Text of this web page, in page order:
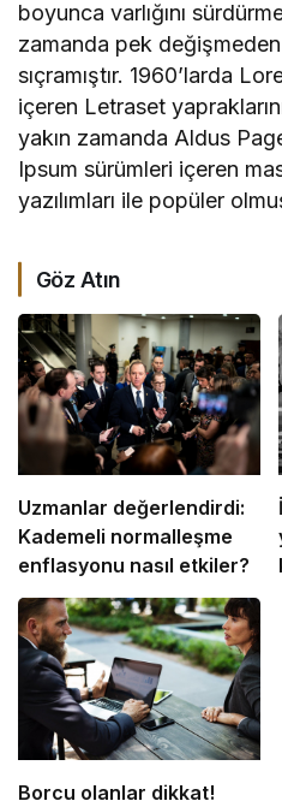
boyunca varlığını
zamanda pek
sıçramıştır. 1960’larda
içeren Letraset
yakın zamanda Aldus
Ipsum sürümleri içeren
yazılımları ile popüler
Göz Atın
Uzmanlar değerlendirdi:
Kademeli normalleşme
enflasyonu nasıl etkiler?
Borcu olanlar dikkat!